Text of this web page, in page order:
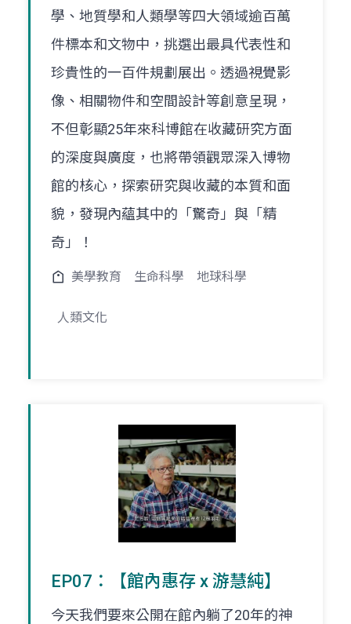
學、地質學和人類學等四大領域逾百萬
件標本和文物中，挑選出最具代表性和
珍貴性的一百件規劃展出。透過視覺影
像、相關物件和空間設計等創意呈現，
不但彰顯25年來科博館在收藏研究方面
的深度與廣度，也將帶領觀眾深入博物
館的核心，探索研究與收藏的本質和面
貌，發現內蘊其中的「驚奇」與「精
奇」！
美學教育 生命科學 地球科學
人類文化
EP07：【館內惠存 x 游慧純】
今天我們要來公開在館內躺了20年的神